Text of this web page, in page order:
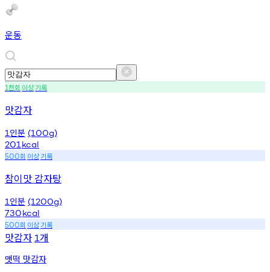
운동
1천회 이상기록
맛감자
1 인분 (100g)
201 kcal
500회 이상기록
참이맛 감자탕
1 인분 (1200g)
730kcal
500회 이상기록
맛감자 1개
맷떡 맛감자